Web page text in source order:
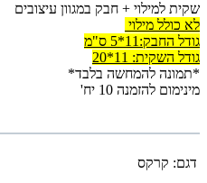
שקית למילוי + חבק במגוון עיצובים
לא כולל מילוי
גודל החבק:11*5 ס"מ
גודל השקית: 11*20
*תמונה להמחשה בלבד*
מינימום להזמנה 10 יח'
דגם: קרקס